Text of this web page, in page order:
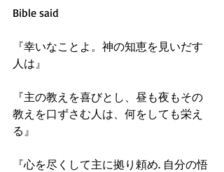
Bible said
『幸いなことよ。神の知恵を見いだす
人は』
『主の教えを喜びとし、昼も夜もその
教えを口ずさむ人は、何をしても栄え
る』
『心を尽くして主に拠り頼め. 自分の悟